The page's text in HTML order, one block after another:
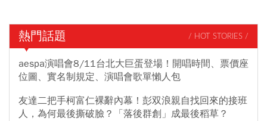
熱門話題 / HOT STORIES /
aespa演唱會8/11台北大巨蛋登場！開唱時間、票價座
位圖、實名制規定、演唱會歌單懶人包
友達二把手柯富仁裸辭內幕！彭双浪親自找回來的接班
人，為何最後撕破臉？「落後群創」成最後稻草？